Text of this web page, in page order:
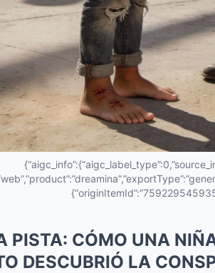
PISTA: CÓMO UNA
DESCUBRIÓ LA